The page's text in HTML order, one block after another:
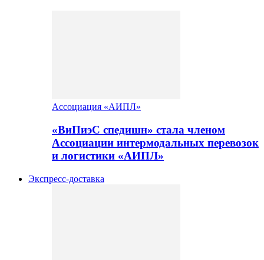
Ассоциация «АИПЛ»
«ВиПиэС спедишн» стала членом
Ассоциации интермодальных перевозок
и логистики «АИПЛ»
Экспресс-доставка